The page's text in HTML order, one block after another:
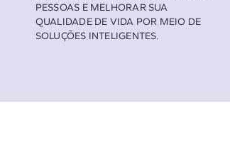
PESSOAS E MELHORAR SUA
QUALIDADE DE VIDA POR MEIO DE
SOLUÇÕES INTELIGENTES.